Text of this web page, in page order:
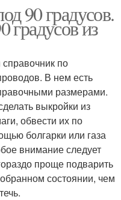
Трубы при применении
Трубы без радиуса
Трубы без ущерба
90 градусов.
градусов из
по
В нем есть
размерами.
выкройки из
обвести их по
болгарки или газа
внимание следует
проще подварить
состоянии, чем